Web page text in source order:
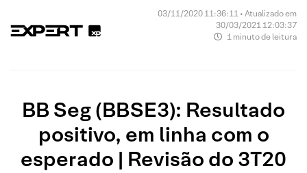
03/11/2020 11:36:11 • Atualizado em
30/03/2021 12:03:37
1 minuto de leitura
BB Seg (BBSE3): Resultado
positivo, em linha com o
esperado | Revisão do 3T20